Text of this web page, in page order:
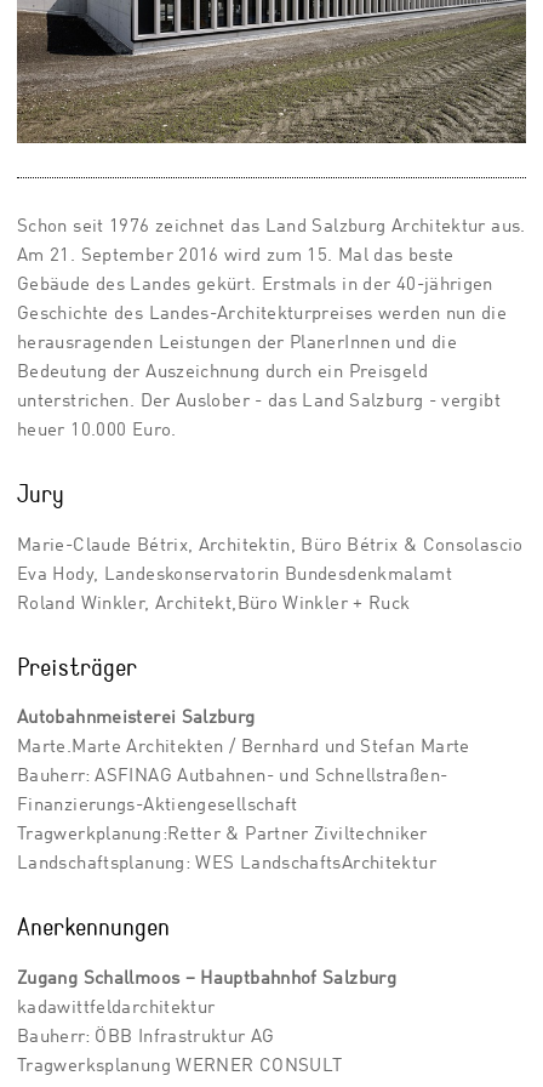
Schon seit 1976 zeichnet das Land Salzburg Architektur aus.
Am 21. September 2016 wird zum 15. Mal das beste
Gebäude des Landes gekürt. Erstmals in der 40-jährigen
Geschichte des Landes-Architekturpreises werden nun die
herausragenden Leistungen der PlanerInnen und die
Bedeutung der Auszeichnung durch ein Preisgeld
unterstrichen. Der Auslober - das Land Salzburg - vergibt
heuer 10.000 Euro.
Jury
Marie-Claude Bétrix, Architektin, Büro Bétrix & Consolascio
Eva Hody, Landeskonservatorin Bundesdenkmalamt
Roland Winkler, Architekt,Büro Winkler + Ruck
Preisträger
Autobahnmeisterei Salzburg
Marte.Marte Architekten / Bernhard und Stefan Marte
Bauherr: ASFINAG Autbahnen- und Schnellstraßen-
Finanzierungs-Aktiengesellschaft
Tragwerkplanung:Retter & Partner Ziviltechniker
Landschaftsplanung: WES LandschaftsArchitektur
Anerkennungen
Zugang Schallmoos – Hauptbahnhof Salzburg
kadawittfeldarchitektur
Bauherr: ÖBB Infrastruktur AG
Tragwerksplanung WERNER CONSULT